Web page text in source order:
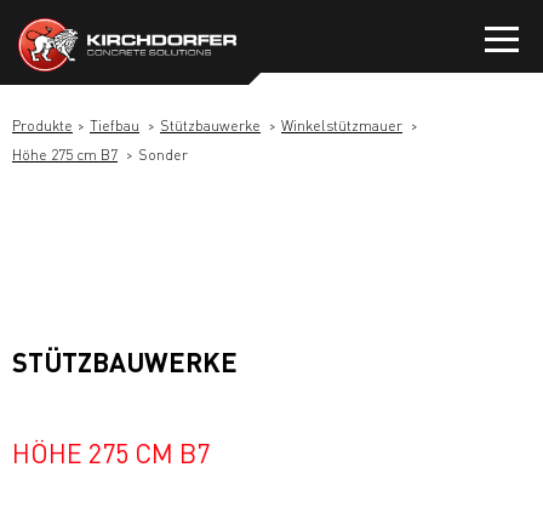
Inhalt
springen
Produkte Tiefbau Stützbauwerke
Winkelstützmauer
Höhe 275 cm B7
Sonder
STÜTZBAUWERKE
HÖHE 275 CM B7